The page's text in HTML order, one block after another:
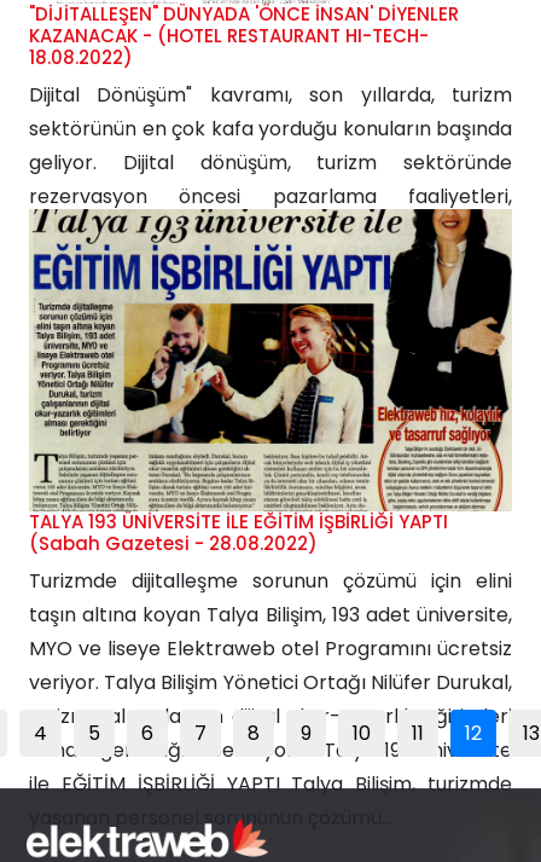
"DİJİTALLEŞEN" DÜNYADA 'ÖNCE İNSAN' DİYENLER
KAZANACAK - (HOTEL RESTAURANT HI-TECH-
18.08.2022)
Dijital Dönüşüm" kavramı, son yıllarda, turizm
sektörünün en çok kafa yorduğu konuların başında
geliyor. Dijital dönüşüm, turizm sektöründe
rezervasyon öncesi pazarlama faaliyetleri,
fiyatlama, online rezervasyon süreçleri, konaklama
deneyimi, konaklama sonrası CRM ve müşteri
ilişkileri gibi uzun bir iş sürecinin heranını planlamak,
uygulamak ve analiz etmek için tüm imkanı
sunuyor. Yapay...
TALYA 193 ÜNİVERSİTE İLE EĞİTİM İŞBİRLİĞİ YAPTI
(Sabah Gazetesi - 28.08.2022)
Turizmde dijitalleşme sorunun çözümü için elini
taşın altına koyan Talya Bilişim, 193 adet üniversite,
MYO ve liseye Elektraweb otel Programını ücretsiz
veriyor. Talya Bilişim Yönetici Ortağı Nilüfer Durukal,
turizm çalışanlarının dijital okur-yazarlık eğitimleri
alması gerektiğini belirtiyor T Talya 193 üniversite
ile EĞİTİM İŞBİRLİĞİ YAPTI Talya Bilişim, turizmde
yaşanan personel sorununun çözümü...
4 5 6 7 8 9 10 11 12 13